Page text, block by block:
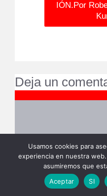
IÓN.Por
Deja un
Usamos cookies para
experiencia en nuestra
asumiremos que
Aceptar
SI